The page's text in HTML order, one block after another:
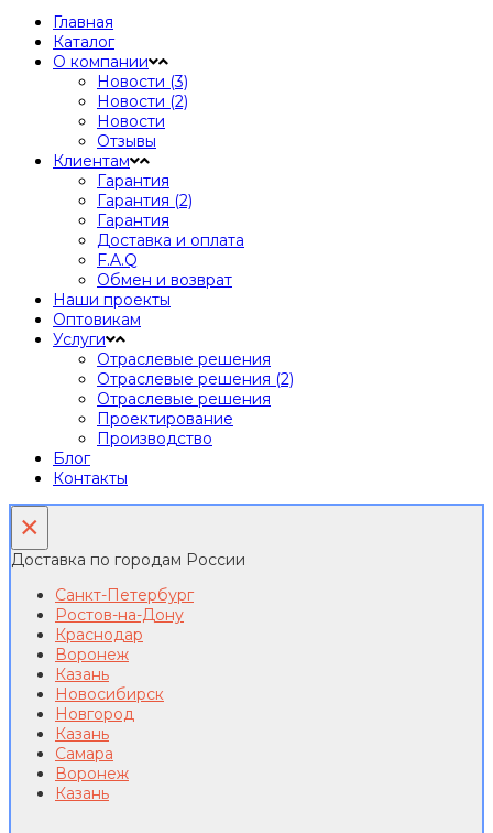
Главная
Каталог
О компании
Новости (3)
Новости (2)
Новости
Отзывы
Клиентам
Гарантия
Гарантия (2)
Гарантия
Доставка и оплата
F.A.Q
Обмен и возврат
Наши проекты
Оптовикам
Услуги
Отраслевые решения
Отраслевые решения (2)
Отраслевые решения
Проектирование
Производство
Блог
Контакты
×
Доставка по городам России
Санкт-Петербург
Ростов-на-Дону
Краснодар
Воронеж
Казань
Новосибирск
Новгород
Казань
Самара
Воронеж
Казань